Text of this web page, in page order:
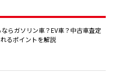
らガソリン車？EV車？中古車査定
るポイントを解説